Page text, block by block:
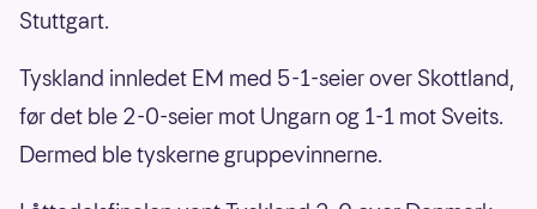
Stuttgart.
Tyskland innledet EM med 5-1-seier over Skottland,
før det ble 2-0-seier mot Ungarn og 1-1 mot Sveits.
Dermed ble tyskerne gruppevinnerne.